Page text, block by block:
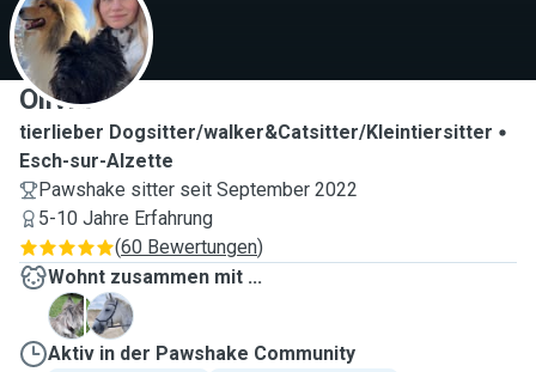
O
Olivia
tierlieber Dogsitter/walker&Catsitter/Kleintiersitter
Esch-sur-Alzette
Pawshake sitter seit September 2022
5-10 Jahre Erfahrung
(60 Bewertungen)
Wohnt zusammen mit ...
G
M
Aktiv in der Pawshake Community